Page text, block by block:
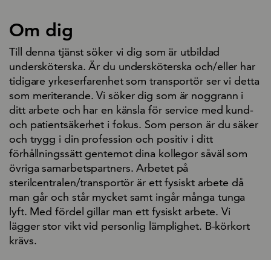
Om dig
Till denna tjänst söker vi dig som är utbildad
undersköterska. Är du undersköterska och/eller har
tidigare yrkeserfarenhet som transportör ser vi detta
som meriterande. Vi söker dig som är noggrann i
ditt arbete och har en känsla för service med kund-
och patientsäkerhet i fokus. Som person är du säker
och trygg i din profession och positiv i ditt
förhållningssätt gentemot dina kollegor såväl som
övriga samarbetspartners. Arbetet på
sterilcentralen/transportör är ett fysiskt arbete då
man går och står mycket samt ingår många tunga
lyft. Med fördel gillar man ett fysiskt arbete. Vi
lägger stor vikt vid personlig lämplighet. B-körkort
krävs.